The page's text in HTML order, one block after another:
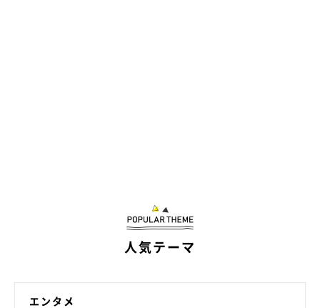
人気テーマ
エンタメ